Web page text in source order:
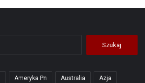
Ameryka Pn Australia Azja